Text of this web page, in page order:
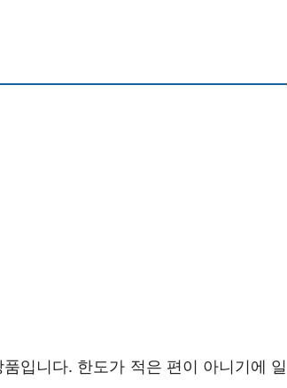
입니다. 한도가 적은 편이 아니기에 일